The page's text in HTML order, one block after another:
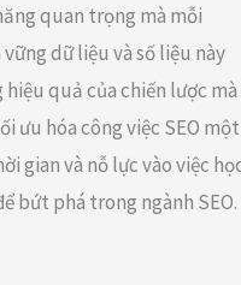
quan trọng mà mỗi
dữ liệu và số liệu này
quả của chiến lược mà
ưu hóa công việc SEO một
gian và nỗ lực vào việc
bứt phá trong ngành SEO.